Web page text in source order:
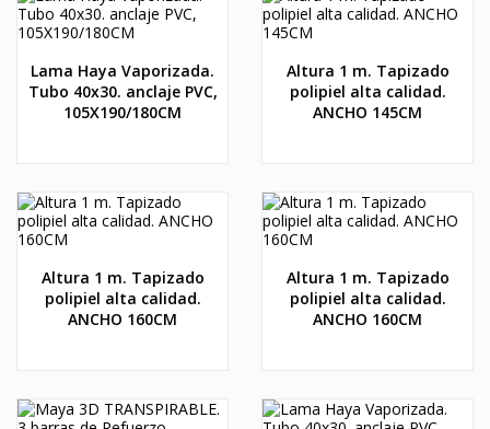
Lama Haya Vaporizada.
Tubo 40x30. anclaje PVC,
105X190/180CM
Altura 1 m. Tapizado
polipiel alta calidad.
ANCHO 145CM
Altura 1 m. Tapizado
polipiel alta calidad.
ANCHO 160CM
Altura 1 m. Tapizado
polipiel alta calidad.
ANCHO 160CM